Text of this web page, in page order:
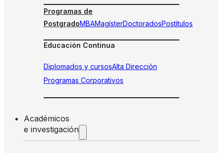
Programas de
PostgradoMBAMagísterDoctoradosPostítulos
Educación Continua
Diplomados y cursosAlta Dirección
Programas Corporativos
Académicos
e investigación